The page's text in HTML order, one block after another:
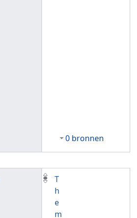
0 bronnen
T
h
e
m